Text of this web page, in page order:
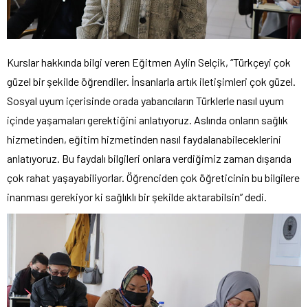
Kurslar hakkında bilgi veren Eğitmen Aylin Selçik, “Türkçeyi çok
güzel bir şekilde öğrendiler. İnsanlarla artık iletişimleri çok güzel.
Sosyal uyum içerisinde orada yabancıların Türklerle nasıl uyum
içinde yaşamaları gerektiğini anlatıyoruz. Aslında onların sağlık
hizmetinden, eğitim hizmetinden nasıl faydalanabileceklerini
anlatıyoruz. Bu faydalı bilgileri onlara verdiğimiz zaman dışarıda
çok rahat yaşayabiliyorlar. Öğrenciden çok öğreticinin bu bilgilere
inanması gerekiyor ki sağlıklı bir şekilde aktarabilsin” dedi.